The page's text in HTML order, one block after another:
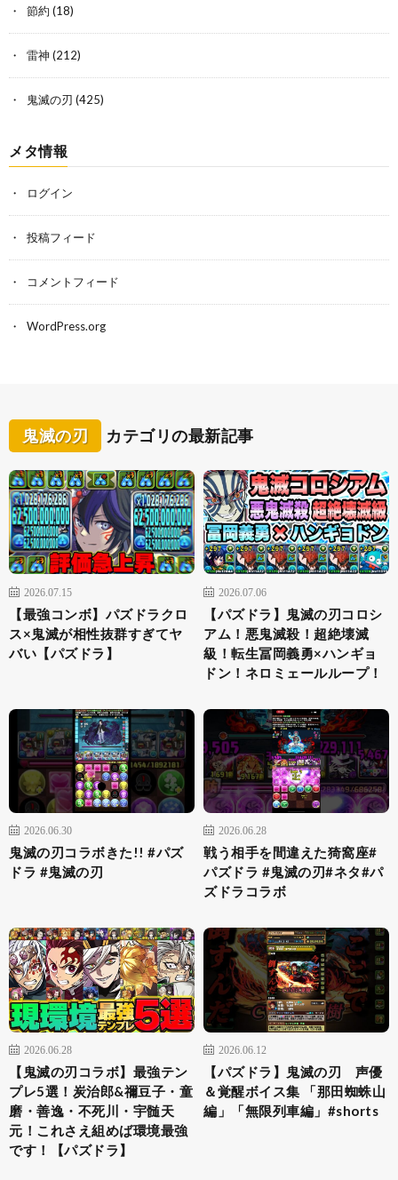
節約 (18)
雷神 (212)
鬼滅の刃 (425)
メタ情報
ログイン
投稿フィード
コメントフィード
WordPress.org
鬼滅の刃 カテゴリの最新記事
2026.07.15
【最強コンボ】パズドラクロ
ス×鬼滅が相性抜群すぎてヤ
バい【パズドラ】
2026.07.06
【パズドラ】鬼滅の刃コロシ
アム！悪鬼滅殺！超絶壊滅
級！転生冨岡義勇×ハンギョ
ドン！ネロミェールループ！
2026.06.30
鬼滅の刃コラボきた!! #パズ
ドラ #鬼滅の刃
2026.06.28
戦う相手を間違えた猗窩座#
パズドラ #鬼滅の刃#ネタ#パ
ズドラコラボ
2026.06.28
【鬼滅の刃コラボ】最強テン
プレ5選！炭治郎&禰豆子・童
磨・善逸・不死川・宇髄天
元！これさえ組めば環境最強
です！【パズドラ】
2026.06.12
【パズドラ】鬼滅の刃 声優
＆覚醒ボイス集 「那田蜘蛛山
編」「無限列車編」#shorts